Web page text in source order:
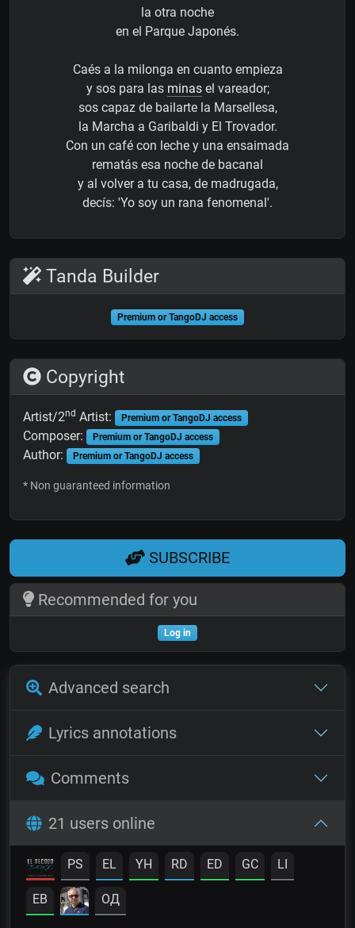
la otra noche
en el Parque Japonés.
Caés a la milonga en cuanto empieza
y sos para las minasel vareador;
sos capaz de bailarte la Marsellesa,
la Marcha a Garibaldi y El Trovador.
Con un café con leche y una ensaimada
rematás esa noche de bacanal
y al volver a tu casa, de madrugada,
decís: 'Yo soy un rana fenomenal'.
Tanda Builder
Premium or TangoDJ access
Copyright
Artist/2nd Artist: Premium or TangoDJ access
Composer: Premium or TangoDJ access
Author: Premium or TangoDJ access
* Non guaranteed information
SUBSCRIBE
Recommended for you
Log in
Advanced search
Lyrics annotations
Comments
21 users online
PS EL YH RD ED GC LI
EB OД